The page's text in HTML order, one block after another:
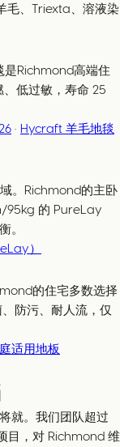
毛、Triexta、溶液染
Richmond高端住
低过敏，寿命 25
· Hycraft 羊毛地毯
。Richmond的主卧
95kg 的 PureLay
。
）
的住宅多数选择
防污、耐人流，仅
适用地板
就。我们团队超过
目，对 Richmond 维